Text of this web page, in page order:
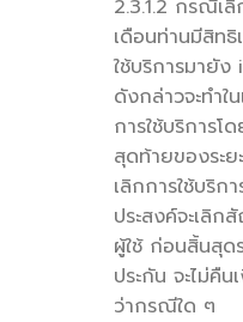
2.3.1.2 กรณีเ
เดือนท่านมีสิท
ใช้บริการมายั
ดังกล่าวจะทำใ
การใช้บริการ
สุดท้ายของระย
เลิกการใช้บริ
ประสงค์จะเลิ
ผู้ใช้ ก่อนสิ้นสุด
ประกัน จะไม่คืน
ว่ากรณีใด ๆ